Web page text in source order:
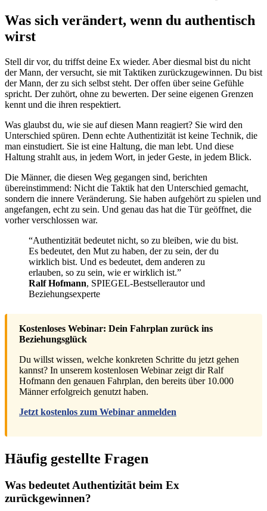
Was sich verändert, wenn du authentisch
wirst
Stell dir vor, du triffst deine Ex wieder. Aber diesmal bist du nicht
der Mann, der versucht, sie mit Taktiken zurückzugewinnen. Du bist
der Mann, der zu sich selbst steht. Der offen über seine Gefühle
spricht. Der zuhört, ohne zu bewerten. Der seine eigenen Grenzen
kennt und die ihren respektiert.
Was glaubst du, wie sie auf diesen Mann reagiert? Sie wird den
Unterschied spüren. Denn echte Authentizität ist keine Technik, die
man einstudiert. Sie ist eine Haltung, die man lebt. Und diese
Haltung strahlt aus, in jedem Wort, in jeder Geste, in jedem Blick.
Die Männer, die diesen Weg gegangen sind, berichten
übereinstimmend: Nicht die Taktik hat den Unterschied gemacht,
sondern die innere Veränderung. Sie haben aufgehört zu spielen und
angefangen, echt zu sein. Und genau das hat die Tür geöffnet, die
vorher verschlossen war.
“Authentizität bedeutet nicht, so zu bleiben, wie du bist.
Es bedeutet, den Mut zu haben, der zu sein, der du
wirklich bist. Und es bedeutet, dem anderen zu
erlauben, so zu sein, wie er wirklich ist.”
Ralf Hofmann, SPIEGEL-Bestsellerautor und
Beziehungsexperte
Kostenloses Webinar: Dein Fahrplan zurück ins
Beziehungsglück
Du willst wissen, welche konkreten Schritte du jetzt gehen
kannst? In unserem kostenlosen Webinar zeigt dir Ralf
Hofmann den genauen Fahrplan, den bereits über 10.000
Männer erfolgreich genutzt haben.
Jetzt kostenlos zum Webinar anmelden
Häufig gestellte Fragen
Was bedeutet Authentizität beim Ex
zurückgewinnen?